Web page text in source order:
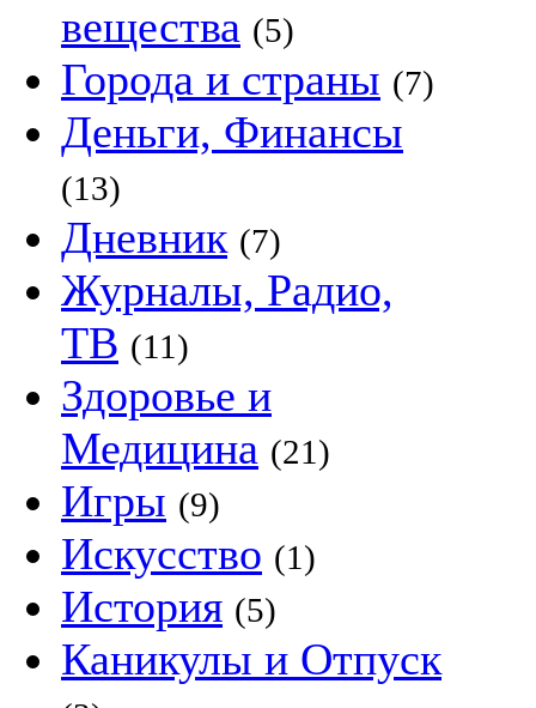
вещества (5)
Города и страны (7)
Деньги, Финансы
(13)
Дневник (7)
Журналы, Радио,
ТВ (11)
Здоровье и
Медицина (21)
Игры (9)
Искусство (1)
История (5)
Каникулы и Отпуск